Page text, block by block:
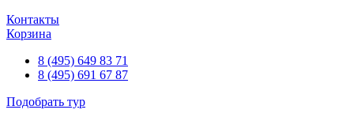
Контакты
Корзина
8 (495) 649 83 71
8 (495) 691 67 87
Подобрать тур